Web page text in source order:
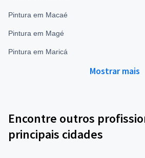
Pintura em Macaé
Pintura em Magé
Pintura em Maricá
Mostrar mais
Encontre outros
principais cidades